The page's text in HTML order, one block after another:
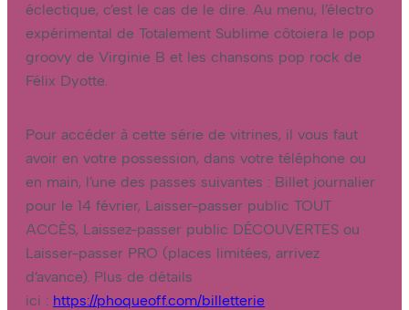
éclectique, c’est le cas de le dire. Au menu, l’électro
expérimental de Totalement Sublime côtoiera le pop
groovy de Virginie B et les chansons pop rock de
Félix Dyotte.
Pour accéder à cette série de vitrines, il vous faut
avoir en votre possession, dans votre téléphone ou
en main, l’une des passes suivantes : Billet journalier
pour le 14 février, Laisser-passer public TOUT
ACCÈS, Laissez-passer public DÉCOUVERTES ou
Laisser-passer PRO (places limitées, arrivez
d’avance). Plus de détails
ici : https://phoqueoff.com/billetterie